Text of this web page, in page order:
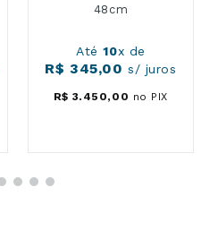
48cm
Até10x de
R$ 345,00 s/ juros
R$ 3. 450, 00 no PIX